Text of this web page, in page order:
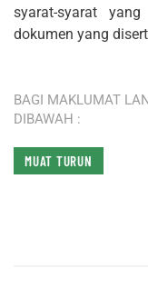
syarat-syarat
dokumen yang
BAGI MAKLUMAT
DIBAWAH :
MUAT TURUN